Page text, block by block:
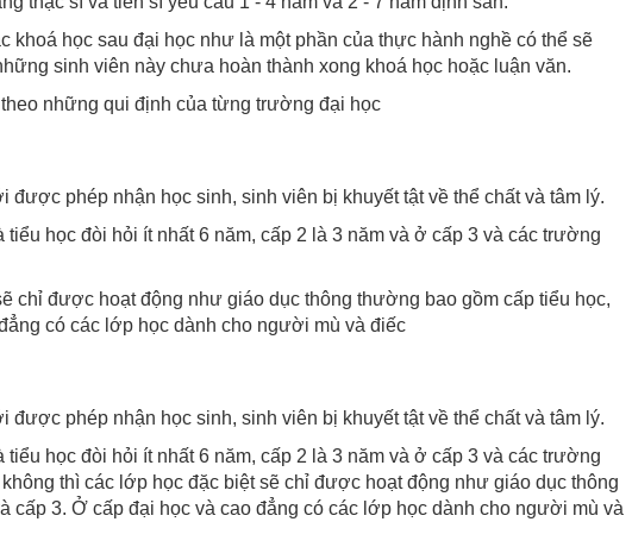
khoá học sau đại học như là một phần của thực hành nghề có thể sẽ
sinh viên này chưa hoàn thành xong khoá học hoặc luận văn.
những qui định của từng trường đại học
phép nhận học sinh, sinh viên bị khuyết tật về thể chất và tâm lý.
học đòi hỏi ít nhất 6 năm, cấp 2 là 3 năm và ở cấp 3 và các trường
chỉ được hoạt động như giáo dục thông thường bao gồm cấp tiểu học,
có các lớp học dành cho người mù và điếc
phép nhận học sinh, sinh viên bị khuyết tật về thể chất và tâm lý.
học đòi hỏi ít nhất 6 năm, cấp 2 là 3 năm và ở cấp 3 và các trường
thì các lớp học đặc biệt sẽ chỉ được hoạt động như giáo dục thông
cấp 3. Ở cấp đại học và cao đẳng có các lớp học dành cho người mù và